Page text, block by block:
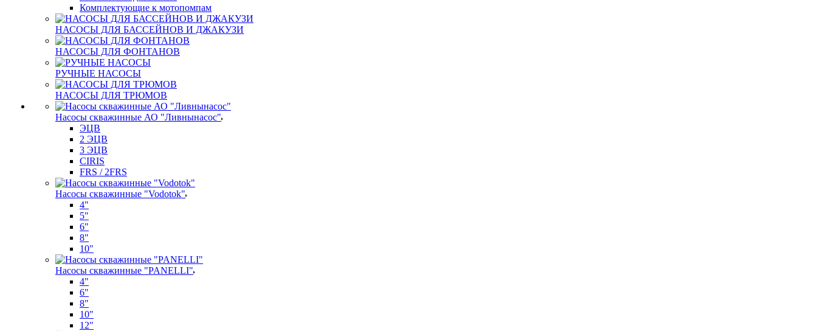
Комплектующие к мотопомпам
НАСОСЫ ДЛЯ БАССЕЙНОВ И ДЖАКУЗИ
НАСОСЫ ДЛЯ ФОНТАНОВ
РУЧНЫЕ НАСОСЫ
НАСОСЫ ДЛЯ ТРЮМОВ
Насосы скважинные АО "Ливнынасос"
ЭЦВ
2 ЭЦВ
3 ЭЦВ
CIRIS
FRS / 2FRS
Насосы скважинные "Vodotok"
4"
5"
6"
8"
10"
Насосы скважинные "PANELLI"
4"
6"
8"
10"
12"